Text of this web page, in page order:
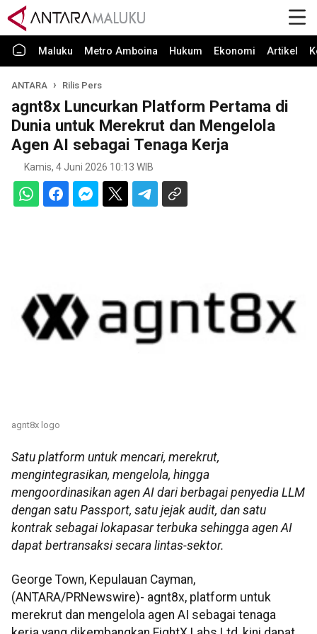
Maluku Metro Amboina Hukum Ekonomi Artikel
ANTARA Rilis Pers
agnt8x Luncurkan Platform Pertama di
Dunia untuk Merekrut dan Mengelola
Agen AI sebagai Tenaga Kerja
Kamis, 4 Juni 2026 10:13 WIB
agnt8x logo
Satu platform untuk mencari, merekrut,
mengintegrasikan, mengelola, hingga
mengoordinasikan agen AI dari berbagai penyedia LLM
dengan satu Passport, satu jejak audit, dan satu
kontrak sebagai lokapasar terbuka sehingga agen AI
dapat bertransaksi secara lintas-sektor.
George Town, Kepulauan Cayman,
(ANTARA/PRNewswire)- agnt8x, platform untuk
merekrut dan mengelola agen AI sebagai tenaga